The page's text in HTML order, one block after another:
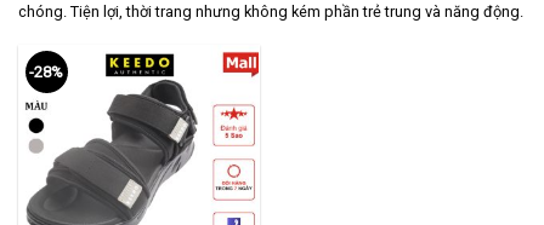
chóng. Tiện lợi, thời trang nhưng không kém phần trẻ trung và năng động.
-28%